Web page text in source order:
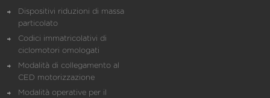
Dispositivi riduzioni di massa
particolato
Codici immatricolativi di
ciclomotori omologati
Modalità di collegamento al
CED motorizzazione
Modalità operative per il